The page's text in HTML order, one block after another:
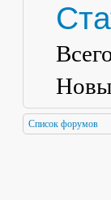
Список форумов